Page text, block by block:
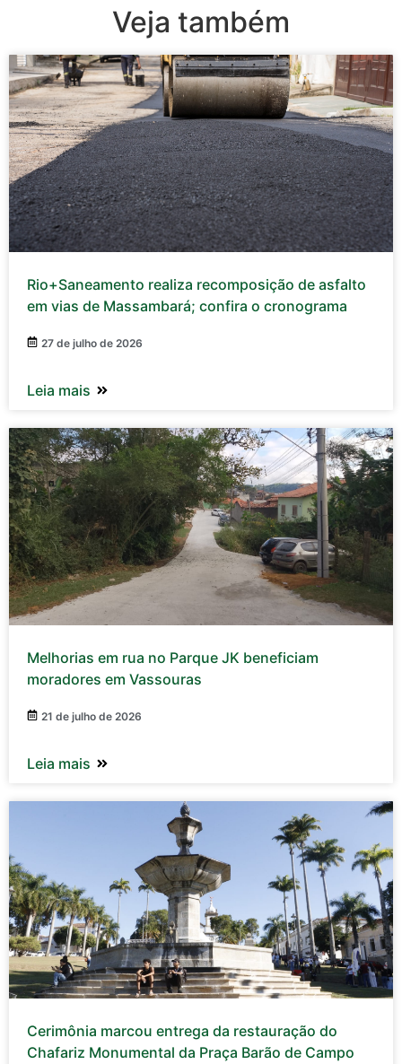
Veja também
Rio+Saneamento realiza recomposição de asfalto
em vias de Massambará; confira o cronograma
27 de julho de 2026
Leia mais
Melhorias em rua no Parque JK beneficiam
moradores em Vassouras
21 de julho de 2026
Leia mais
Cerimônia marcou entrega da restauração do
Chafariz Monumental da Praça Barão de Campo